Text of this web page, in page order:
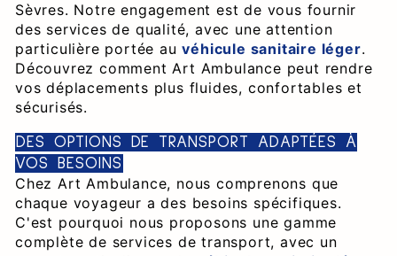
Sèvres. Notre engagement est de vous fournir
des services de qualité, avec une attention
particulière portée auvéhicule sanitaire léger.
Découvrez comment Art Ambulance peut rendre
vos déplacements plus fluides, confortables et
sécurisés.
DES OPTIONS DE TRANSPORT ADAPTÉES À
VOS BESOINS
Chez Art Ambulance, nous comprenons que
chaque voyageur a des besoins spécifiques.
C'est pourquoi nous proposons une gamme
complète de services de transport, avec un